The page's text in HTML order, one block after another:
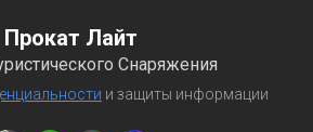
Прокат Лайт
Снаряжения
и защиты информации